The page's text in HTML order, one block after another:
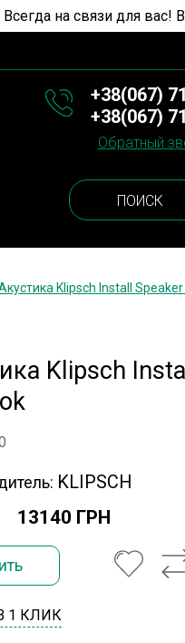
на связи для вас!
+38(067)
+38(067)
Обратный
Klipsch Install
Klipsch
KLIPSCH
13140 ГРН
1 КЛИК